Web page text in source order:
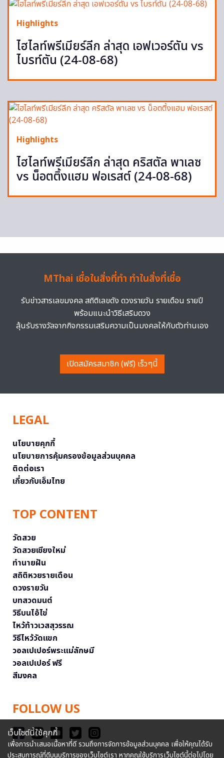
Highlights
ไฮไลท์พรีเมียร์ลีก ล่าสุด เอฟเวอร์ตัน vs
ไบรท์ตัน (24-08-68)
Highlights
ไฮไลท์พรีเมียร์ลีก ล่าสุด คริสตัล พาเลซ
vs น็อตติ้งแฮม ฟอเรสต์ (24-08-68)
MThai เชื่อในสิ่งที่ทำ ทำในสิ่งที่เชื่อ
รับข่าวสารเลขมงคล สถิติเลขดัง ดวงรายวัน รายเดือน รายปี
พร้อมแนะนำวิธีเสริมดวง
ลุ้นรับรางวัลจากกิจกรรมเสริมความเป็นมงคลให้กับตัวท่านเอง
เปิดสมัครสมาชิก (ฟรี) เร็วๆนี้
LEGAL
นโยบายคุกกี้
นโยบายการคุ้มครองข้อมูลส่วนบุคคล
ติดต่อเรา
เกี่ยวกับเอ็มไทย
TOP CONTENT
วัดสวย
วัดสวยเชียงใหม่
ทำนายฝัน
สถิติหวยรายเดือน
ดวงรายวัน
บทสวดมนต์
วิธีบนไอ้ไข่
ไหว้ท้าวเวสสุวรรณ
วิธีไหว้วัดแขก
วอลเปเปอร์พระแม่ลักษมี
วอลเปเปอร์ ฟรี
สีมงคล
FOLLOW US
เว็บไซต์นี้ใช้คุกกี้
เพื่อการนำเสนอเนื้อหาที่ดี รวมถึงการจัดการข้อมูลส่วนบุคคล เพื่อให้คุณได้รับ
ประสบการณ์ที่ดีบนบริการของเว็บไซต์เรา หากคุณใช้บริการเว็บไซต์นี้ต่อไปโดย